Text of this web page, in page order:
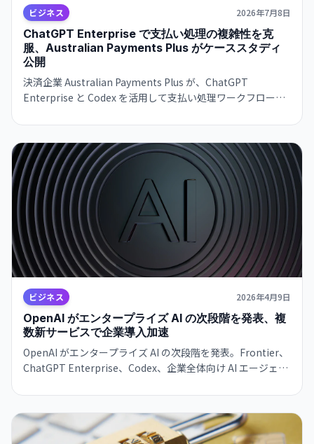
ビジネス 2026年7月8日
ChatGPT Enterprise で支払い処理の複雑性を克
服、Australian Payments Plus がケーススタディ
公開
決済企業 Australian Payments Plus が、ChatGPT
Enterprise と Codex を活用して支払い処理ワークフローを
品質向上、人間の判断を中心に保つ仕組みをバランスさせた
実装例。
ビジネス 2026年4月9日
OpenAI がエンタープライズ AI の次段階を発表、複
数新サービスで企業導入加速
OpenAI がエンタープライズ AI の次段階を発表。Frontier、
ChatGPT Enterprise、Codex、企業全体向け AI エージェン